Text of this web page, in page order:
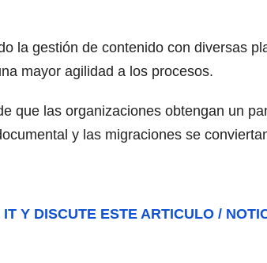
la gestión de contenido con diversas
mayor agilidad a los procesos.
que las organizaciones obtengan un
y las migraciones se
Y DISCUTE ESTE ARTICULO /